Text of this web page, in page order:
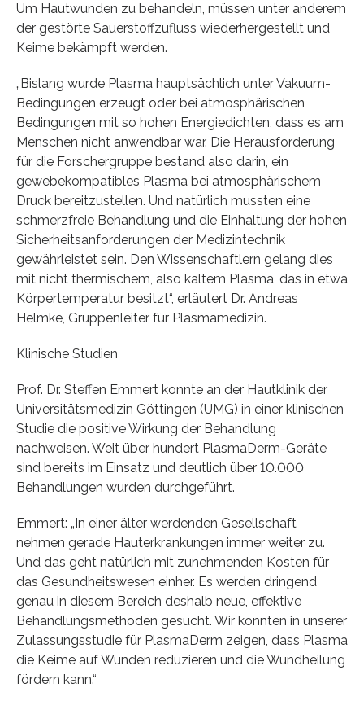
Um Hautwunden zu behandeln, müssen unter anderem
der gestörte Sauerstoffzufluss wiederhergestellt und
Keime bekämpft werden.
„Bislang wurde Plasma hauptsächlich unter Vakuum-
Bedingungen erzeugt oder bei atmosphärischen
Bedingungen mit so hohen Energiedichten, dass es am
Menschen nicht anwendbar war. Die Herausforderung
für die Forschergruppe bestand also darin, ein
gewebekompatibles Plasma bei atmosphärischem
Druck bereitzustellen. Und natürlich mussten eine
schmerzfreie Behandlung und die Einhaltung der hohen
Sicherheitsanforderungen der Medizintechnik
gewährleistet sein. Den Wissenschaftlern gelang dies
mit nicht thermischem, also kaltem Plasma, das in etwa
Körpertemperatur besitzt“, erläutert Dr. Andreas
Helmke, Gruppenleiter für Plasmamedizin.
Klinische Studien
Prof. Dr. Steffen Emmert konnte an der Hautklinik der
Universitätsmedizin Göttingen (UMG) in einer klinischen
Studie die positive Wirkung der Behandlung
nachweisen. Weit über hundert PlasmaDerm-Geräte
sind bereits im Einsatz und deutlich über 10.000
Behandlungen wurden durchgeführt.
Emmert: „In einer älter werdenden Gesellschaft
nehmen gerade Hauterkrankungen immer weiter zu.
Und das geht natürlich mit zunehmenden Kosten für
das Gesundheitswesen einher. Es werden dringend
genau in diesem Bereich deshalb neue, effektive
Behandlungsmethoden gesucht. Wir konnten in unserer
Zulassungsstudie für PlasmaDerm zeigen, dass Plasma
die Keime auf Wunden reduzieren und die Wundheilung
fördern kann.“